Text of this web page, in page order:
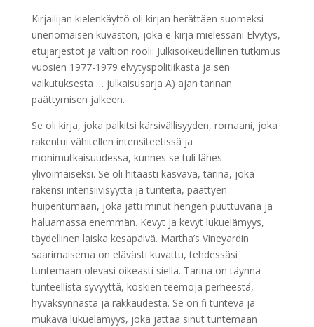
Kirjailijan kielenkäyttö oli kirjan herättäen suomeksi
unenomaisen kuvaston, joka e-kirja mielessäni Elvytys,
etujärjestöt ja valtion rooli: Julkisoikeudellinen tutkimus
vuosien 1977-1979 elvytyspolitiikasta ja sen
vaikutuksesta … julkaisusarja A) ajan tarinan
päättymisen jälkeen.
Se oli kirja, joka palkitsi kärsivällisyyden, romaani, joka
rakentui vähitellen intensiteetissä ja
monimutkaisuudessa, kunnes se tuli lähes
ylivoimaiseksi. Se oli hitaasti kasvava, tarina, joka
rakensi intensiivisyyttä ja tunteita, päättyen
huipentumaan, joka jätti minut hengen puuttuvana ja
haluamassa enemmän. Kevyt ja kevyt lukuelämyys,
täydellinen laiska kesäpäivä. Martha’s Vineyardin
saarimaisema on elävästi kuvattu, tehdessäsi
tuntemaan olevasi oikeasti siellä. Tarina on täynnä
tunteellista syvyyttä, koskien teemoja perheestä,
hyväksynnästä ja rakkaudesta. Se on fi tunteva ja
mukava lukuelämyys, joka jättää sinut tuntemaan